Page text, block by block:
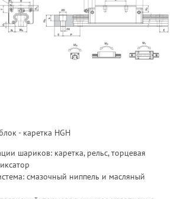
шариков: каретка, рельс, торцевая
смазочный ниппель и масляный